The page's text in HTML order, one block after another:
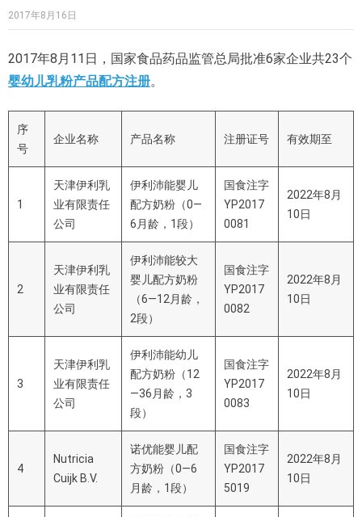
2017年8月16日
2017年8月11日，国家食品药品监管总局批准6家企业共23个
婴幼儿乳粉产品配方注册。
序
号
企业名称 产品名称 注册证号 有效期至
1
天津伊利乳
业有限责任
公司
伊利沛能婴儿
配方奶粉（0—
6 月龄， 1段）
国食注字
YP2017
0081
2022年8月
10日
2
天津伊利乳
业有限责任
公司
伊利沛能较大
婴儿配方奶粉
（6—12 月龄，
2段）
国食注字
YP2017
0082
2022年8月
10日
3
天津伊利乳
业有限责任
公司
伊利沛能幼儿
配方奶粉（12
—36 月龄， 3
段）
国食注字
YP2017
0083
2022年8月
10日
4
Nutricia
Cuijk B.V.
诺优能婴儿配
方奶粉 （0—6
月龄， 1段）
国食注字
YP2017
5019
2022年8月
10日